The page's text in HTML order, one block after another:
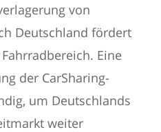
von
Deutschland fördert
Eine
der CarSharing-
um Deutschlands
weiter